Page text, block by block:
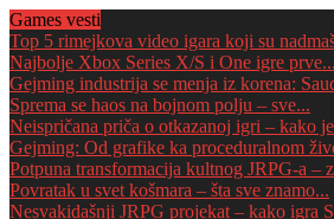
Games vesti
Top 5 rimejkova video igara koji su
Najbolje Xbox Series X/S i One igre prve...
Gejming industrija se menja iz korena:
Sprema se haos na bojnom polju – sve...
Neispričana priča o otkazanoj igri – kako
Gejming: Od grafike ka proceduralnom
Potpuna transformacija kultnog JRPG-a –
Povratak u svet košmara – šta sve znamo...
Nesvakidašnji JRPG projekat – kako igra